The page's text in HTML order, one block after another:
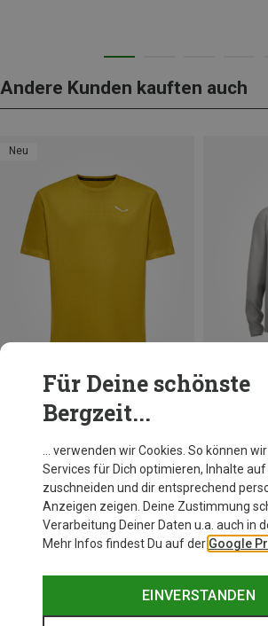
Andere Kunden kauften auch
Neu
Herren Eagle Kaleido T-Shirt
M L XL XXL
Für Deine schönste
Bergzeit...
… verwenden wir Cookies. So können
Services für Dich optimieren, Inhalte auf
zuschneiden und dir entsprechend
Anzeigen zeigen. Deine Zustimmung
Verarbeitung Deiner Daten u.a. auch in
Mehr Infos findest Du auf der Google
EINVERSTANDEN